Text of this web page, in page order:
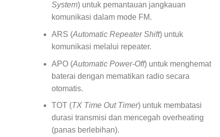
System) untuk pemantauan jangkauan
komunikasi dalam mode FM.
ARS (Automatic Repeater Shift) untuk
komunikasi melalui repeater.
APO (Automatic Power-Off) untuk menghemat
baterai dengan mematikan radio secara
otomatis.
TOT (TX Time Out Timer) untuk membatasi
durasi transmisi dan mencegah overheating
(panas berlebihan).